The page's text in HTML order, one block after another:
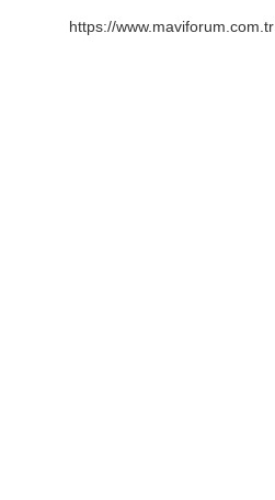
https://www.maviforum.com.tr